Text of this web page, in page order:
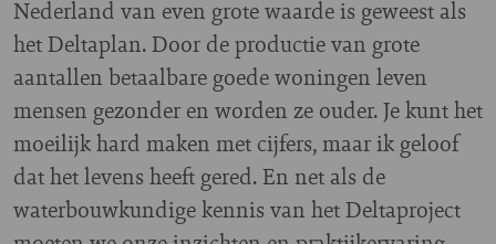
Nederland van even grote waarde is geweest als
het Deltaplan. Door de productie van grote
aantallen betaalbare goede woningen leven
mensen gezonder en worden ze ouder. Je kunt het
moeilijk hard maken met cijfers, maar ik geloof
dat het levens heeft gered. En net als de
waterbouwkundige kennis van het Deltaproject